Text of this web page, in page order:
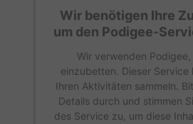
Wir benötigen Ihre
um den Podigee-
Wir verwenden
einzubetten. Dieser Service
Ihren Aktivitäten sammeln.
Details durch und stimmen
des Service zu, um diese